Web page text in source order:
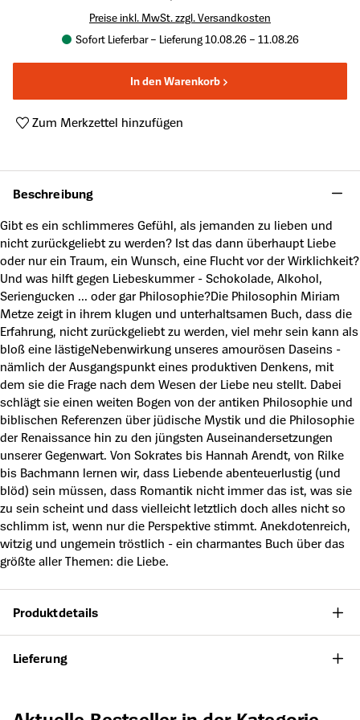
Preise inkl. MwSt. zzgl. Versandkosten
Sofort Lieferbar – Lieferung 10.08.26 – 11.08.26
In den Warenkorb
Zum Merkzettel hinzufügen
Beschreibung
Gibt es ein schlimmeres Gefühl, als jemanden zu lieben und
nicht zurückgeliebt zu werden? Ist das dann überhaupt Liebe
oder nur ein Traum, ein Wunsch, eine Flucht vor der Wirklichkeit?
Und was hilft gegen Liebeskummer - Schokolade, Alkohol,
Seriengucken ... oder gar Philosophie?Die Philosophin Miriam
Metze zeigt in ihrem klugen und unterhaltsamen Buch, dass die
Erfahrung, nicht zurückgeliebt zu werden, viel mehr sein kann als
bloß eine lästigeNebenwirkung unseres amourösen Daseins -
nämlich der Ausgangspunkt eines produktiven Denkens, mit
dem sie die Frage nach dem Wesen der Liebe neu stellt. Dabei
schlägt sie einen weiten Bogen von der antiken Philosophie und
biblischen Referenzen über jüdische Mystik und die Philosophie
der Renaissance hin zu den jüngsten Auseinandersetzungen
unserer Gegenwart. Von Sokrates bis Hannah Arendt, von Rilke
bis Bachmann lernen wir, dass Liebende abenteuerlustig (und
blöd) sein müssen, dass Romantik nicht immer das ist, was sie
zu sein scheint und dass vielleicht letztlich doch alles nicht so
schlimm ist, wenn nur die Perspektive stimmt. Anekdotenreich,
witzig und ungemein tröstlich - ein charmantes Buch über das
größte aller Themen: die Liebe.
Produktdetails
Lieferung
Produktgalerie überspringen